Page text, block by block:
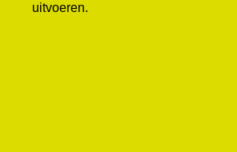
uitvoeren.